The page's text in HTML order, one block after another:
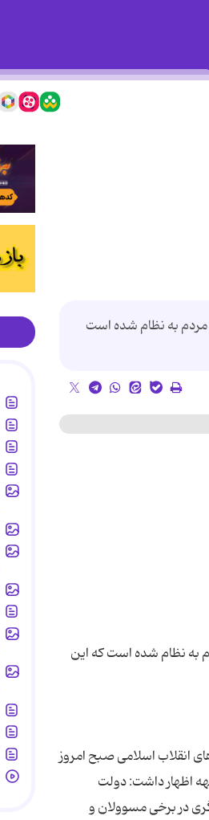
به نظام شده است
به‌ نظام شده است که این
اسلامی صبح امروز
اظهار داشت: دولت
در برخی مسوولان و